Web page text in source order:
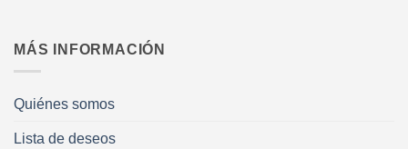
MÁS INFORMACIÓN
Quiénes somos
Lista de deseos